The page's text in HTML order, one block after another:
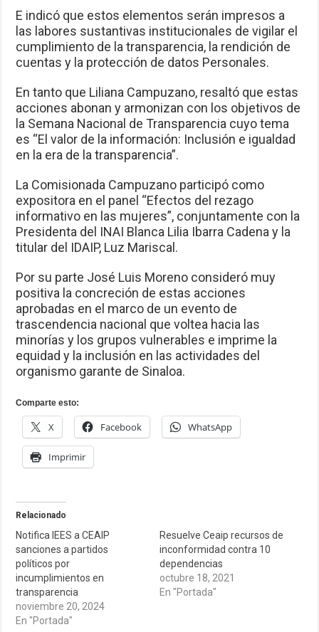
E indicó que estos elementos serán impresos a
las labores sustantivas institucionales de vigilar el
cumplimiento de la transparencia, la rendición de
cuentas y la protección de datos Personales.
En tanto que Liliana Campuzano, resaltó que estas
acciones abonan y armonizan con los objetivos de
la Semana Nacional de Transparencia cuyo tema
es “El valor de la información: Inclusión e igualdad
en la era de la transparencia”.
La Comisionada Campuzano participó como
expositora en el panel “Efectos del rezago
informativo en las mujeres”, conjuntamente con la
Presidenta del INAI Blanca Lilia Ibarra Cadena y la
titular del IDAIP, Luz Mariscal.
Por su parte José Luis Moreno consideró muy
positiva la concreción de estas acciones
aprobadas en el marco de un evento de
trascendencia nacional que voltea hacia las
minorías y los grupos vulnerables e imprime la
equidad y la inclusión en las actividades del
organismo garante de Sinaloa.
Comparte esto:
X Facebook WhatsApp
Imprimir
Relacionado
Notifica IEES a CEAIP
sanciones a partidos
políticos por
incumplimientos en
transparencia
noviembre 20, 2024
En "Portada"
Resuelve Ceaip recursos de
inconformidad contra 10
dependencias
octubre 18, 2021
En "Portada"